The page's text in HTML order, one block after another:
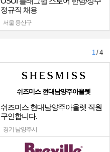
정규직 채용
서울 용산구
1/ 4
쉬즈미스 현대남양주아울렛
쉬즈미스 현대남양주아울렛 직원
구인합니다.
경기 남양주시